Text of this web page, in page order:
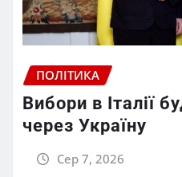
ПОЛІТИКА
Вибори в Італії
через Україну
Сер 7, 2026